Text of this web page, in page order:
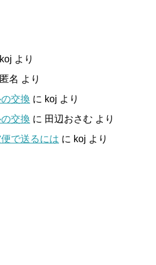
koj より
匿名 より
交換 に koj より
交換 に 田辺おさむ より
で送るには に koj より